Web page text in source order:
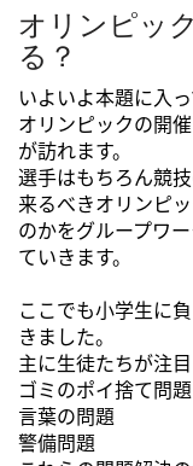
オリンピッ
る？
いよいよ本題に入っ
オリンピックの開
が訪れます。
選手はもちろん競
来るべきオリンピ
のかをグループワ
ていきます。
ここでも小学生に
きました。
主に生徒たちが注
ゴミのポイ捨て問題
言葉の問題
警備問題